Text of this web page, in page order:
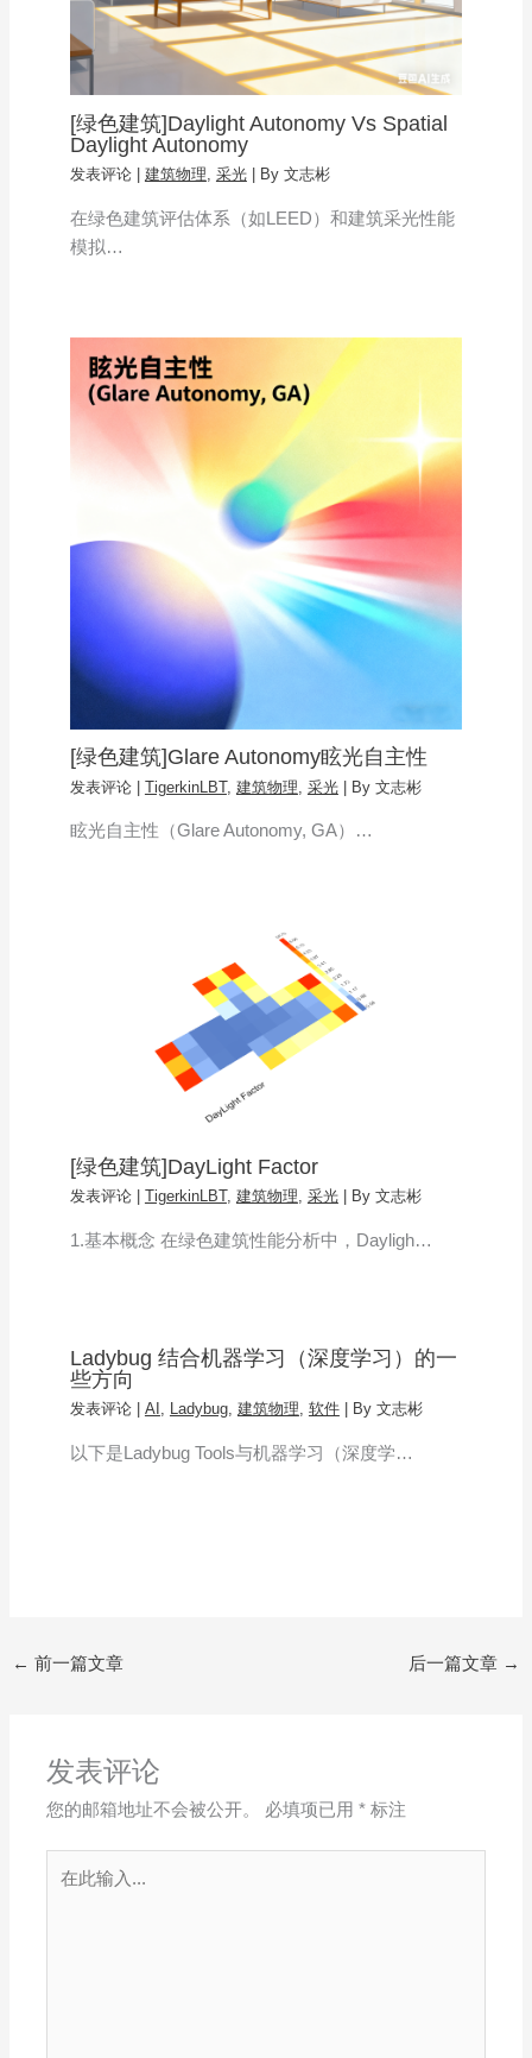
[绿色建筑]Daylight Autonomy Vs Spatial
Daylight Autonomy
发表评论 建筑物理, 采光| By 文志彬
在绿色建筑评估体系（如LEED）和建筑采光性能
模拟…
[绿色建筑]Glare Autonomy眩光自主性
发表评论 | TigerkinLBT, 建筑物理 采光| By 文志彬
眩光自主性（Glare Autonomy, GA）…
[绿色建筑]DayLight Factor
发表评论 TigerkinLBT, 建筑物理, 采光| By 文志彬
1.基本概念 在绿色建筑性能分析中，Dayligh…
Ladybug 结合机器学习（深度学习）的一
些方向
发表评论 AI , Ladybug, 建筑物理, 软件| By 文志彬
以下是Ladybug Tools与机器学习（深度学…
← 前一篇文章 后一篇文章 →
发表评论
您的邮箱地址不会被公开。 必填项已用* 标注